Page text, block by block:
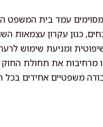
עמד בית המשפט
כגון עקרון עצמאות
ומניעת שימוש
מרחיבות את תחולת החוק
משפטיים אחידים בכל